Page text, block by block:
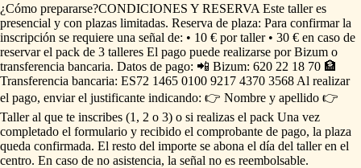
¿Cómo prepararse?CONDICIONES Y RESERVA Este taller es
presencial y con plazas limitadas. Reserva de plaza: Para confirmar la
inscripción se requiere una señal de: • 10 € por taller • 30 € en caso de
reservar el pack de 3 talleres El pago puede realizarse por Bizum o
transferencia bancaria. Datos de pago: 📲 Bizum: 620 22 18 70 🏦
Transferencia bancaria: ES72 1465 0100 9217 4370 3568 Al realizar
el pago, enviar el justificante indicando: 👉 Nombre y apellido 👉
Taller al que te inscribes (1, 2 o 3) o si realizas el pack Una vez
completado el formulario y recibido el comprobante de pago, la plaza
queda confirmada. El resto del importe se abona el día del taller en el
centro. En caso de no asistencia, la señal no es reembolsable.